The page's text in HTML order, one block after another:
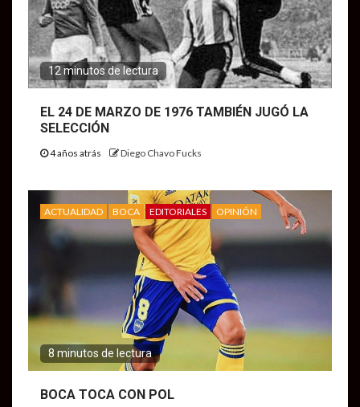
12 minutos de lectura
EL 24 DE MARZO DE 1976 TAMBIÉN JUGÓ LA
SELECCIÓN
4 años atrás Diego Chavo Fucks
ACTUALIDAD BOCA EDITORIALES OPINIÓN
8 minutos de lectura
BOCA TOCA CON POL